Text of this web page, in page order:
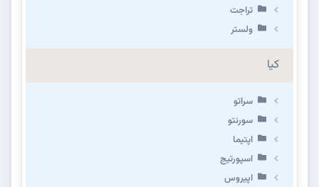
تراجت
ولستر
کیا
سراتو
سورنتو
اپتیما
اسپورتیج
اپیروس